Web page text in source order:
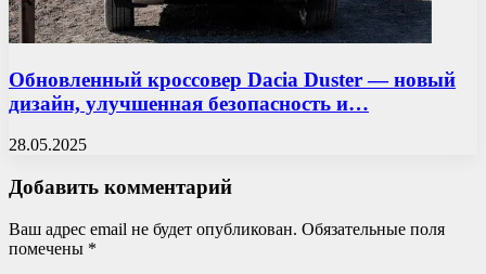
Обновленный кроссовер Dacia Duster — новый
дизайн, улучшенная безопасность и…
28.05.2025
Добавить комментарий
Ваш адрес email не будет опубликован. Обязательные поля
помечены *